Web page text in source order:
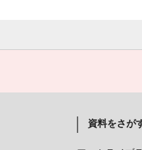
資料をさが